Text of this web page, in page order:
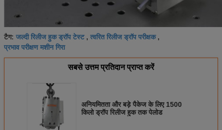
टैग: जल्दी रिलीज हुक ड्रॉप टेस्ट, त्वरित रिलीज ड्रॉप परीक्षक,
प्रभाव परीक्षण मशीन गिरा
सबसे उत्तम प्रतिदान प्राप्त करें
अनियमितता और बड़े पैकेज के लिए 1500
किलो ड्रॉप रिलीज हुक तक पेलोड